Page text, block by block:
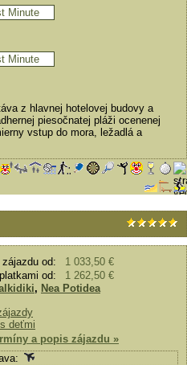
Minute
Minute
z hlavnej hotelovej budovy a
piesočnatej pláži ocenenej
vstup do mora, ležadlá a
zájazdu od:
1 033,50 €
od:
1 262,50 €
, Nea Potidea
deťmi
a popis zájazdu »